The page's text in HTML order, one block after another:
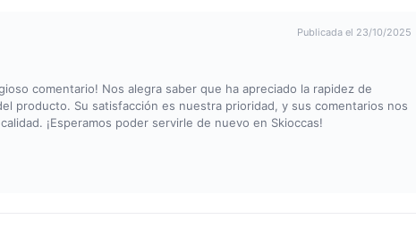
Publicada el 23/10/2025
comentario! Nos alegra saber que ha apreciado la rapidez de
producto. Su satisfacción es nuestra prioridad, y sus comentarios nos
¡Esperamos poder servirle de nuevo en Skioccas!